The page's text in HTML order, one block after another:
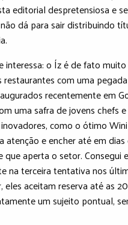
editorial despretensiosa e
dá para sair distribuindo
interessa: o Íz é de fato
com uma
recentemente em
uma safra de jovens chefs e
como o ótimo
atenção e encher até em dias
que aperta o setor. Consegui
na terceira tentativa nos
eles aceitam reserva até as
um sujeito pontual,